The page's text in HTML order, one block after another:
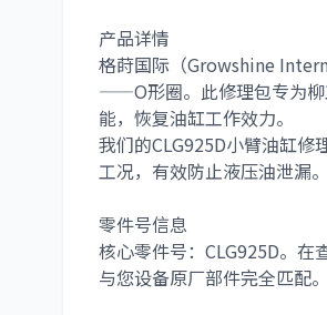
产品详情
格莳国际（Growshine
——O形圈。此修理包专为
能，恢复油缸工作效力。
我们的CLG925D小臂油缸修
工况，有效防止液压油泄漏。
零件号信息
核心零件号： CLG925D。在
与您设备原厂部件完全匹配。